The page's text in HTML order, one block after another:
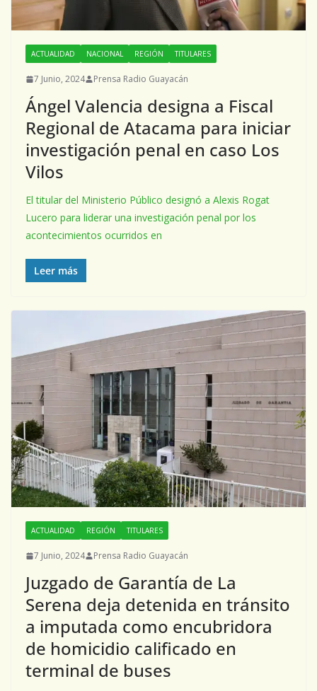
ACTUALIDAD NACIONAL REGIÓN TITULARES
7 Junio, 2024 Prensa Radio Guayacán
Ángel Valencia designa a Fiscal
Regional de Atacama para iniciar
investigación penal en caso Los
Vilos
El titular del Ministerio Público designó a Alexis Rogat
Lucero para liderar una investigación penal por los
acontecimientos ocurridos en
Leer más
ACTUALIDAD REGIÓN TITULARES
7 Junio, 2024 Prensa Radio Guayacán
Juzgado de Garantía de La
Serena deja detenida en tránsito
a imputada como encubridora
de homicidio calificado en
terminal de buses